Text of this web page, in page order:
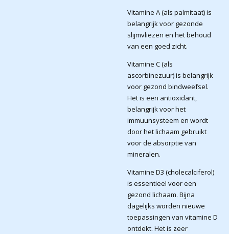
Vitamine A (als palmitaat) is
belangrijk voor gezonde
slijmvliezen en het behoud
van een goed zicht.
Vitamine C (als
ascorbinezuur) is belangrijk
voor gezond bindweefsel.
Het is een antioxidant,
belangrijk voor het
immuunsysteem en wordt
door het lichaam gebruikt
voor de absorptie van
mineralen.
Vitamine D3 (cholecalciferol)
is essentieel voor een
gezond lichaam. Bijna
dagelijks worden nieuwe
toepassingen van vitamine D
ontdekt. Het is zeer